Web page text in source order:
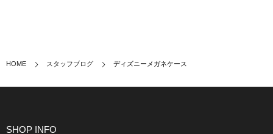
HOME スタッフブログ ディズニーメガネケース
SHOP INFO